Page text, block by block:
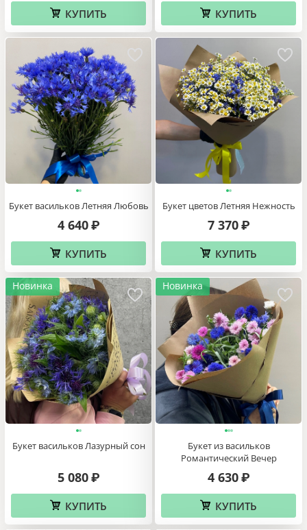
КУПИТЬ КУПИТЬ
Букет васильков Летняя Любовь
4 640 ₽
КУПИТЬ
Букет цветов Летняя Нежность
7 370 ₽
КУПИТЬ
Новинка
Букет васильков Лазурный сон
5 080 ₽
КУПИТЬ
Новинка
Букет из васильков
Романтический Вечер
4 630 ₽
КУПИТЬ